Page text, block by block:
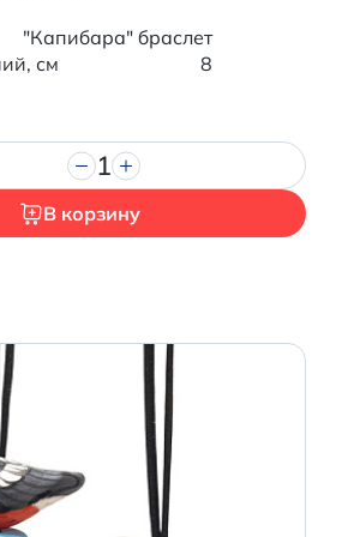
"Капибара" браслет
см
8
1
В корзину